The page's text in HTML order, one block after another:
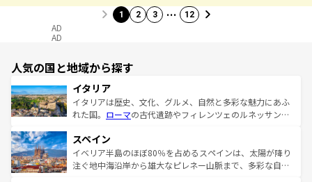
1 2 3 … 12
AD
AD
人気の国と地域から探す
イタリア
イタリアは歴史、文化、グルメ、自然と多彩な魅力にあふ
れた国。 ローマの古代遺跡やフィレンツェのルネッサンス
ろん、トスカーナの美しい田園風景やアマルフィ海岸の絶
景など、自然景観も見逃せない。観光の合間には、本場の
ピザやパスタなど、絶品のイタリア料理を堪能することも
スペイン
イベリア半島のほぼ80％を占めるスペインは、太陽が降り
注ぐ地中海沿岸から雄大なピレネー山脈まで、多彩な自然